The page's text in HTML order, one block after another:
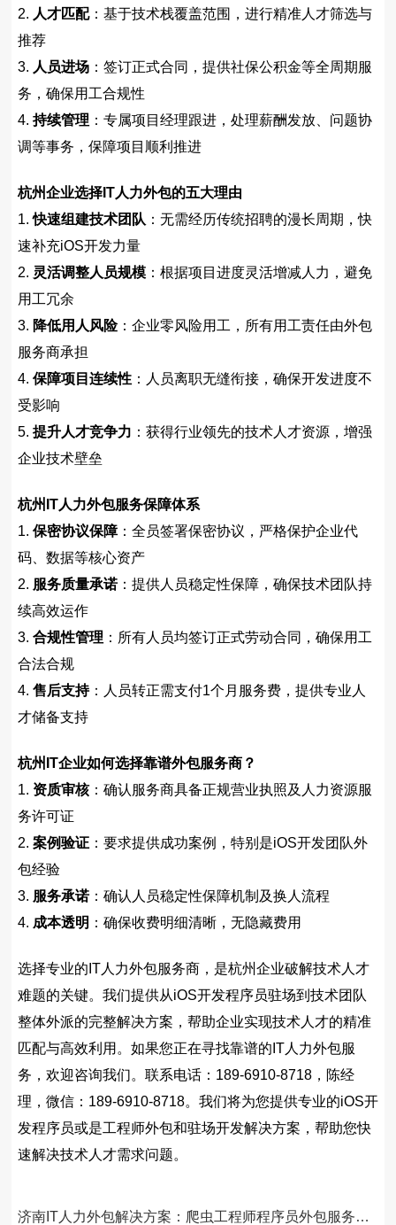
2. 人才匹配：基于技术栈覆盖范围，进行精准人才筛选与
推荐
3. 人员进场 ：签订正式合同，提供社保公积金等全周期服
务，确保用工合规性
4. 持续管理 ：专属项目经理跟进，处理薪酬发放、问题协
调等事务，保障项目顺利推进
杭州企业选择IT人力外包的五大理由
1.快速组建技术团队 ：无需经历传统招聘的漫长周期，快
速补充iOS开发力量
2. 灵活调整人员规模 ：根据项目进度灵活增减人力，避免
用工冗余
3. 降低用人风险：企业零风险用工，所有用工责任由外包
服务商承担
4. 保障项目连续性 ：人员离职无缝衔接，确保开发进度不
受影响
5. 提升人才竞争力 ：获得行业领先的技术人才资源，增强
企业技术壁垒
杭州IT人力外包服务保障体系
1. 保密协议保障：全员签署保密协议，严格保护企业代
码、数据等核心资产
2. 服务质量承诺：提供人员稳定性保障，确保技术团队持
续高效运作
3. 合规性管理 ：所有人员均签订正式劳动合同，确保用工
合法合规
4. 售后支持：人员转正需支付1个月服务费，提供专业人
才储备支持
杭州IT企业如何选择靠谱外包服务商？
1. 资质审核：确认服务商具备正规营业执照及人力资源服
务许可证
2. 案例验证 ：要求提供成功案例，特别是iOS开发团队外
包经验
3. 服务承诺：确认人员稳定性保障机制及换人流程
4. 成本透明 ：确保收费明细清晰，无隐藏费用
选择专业的IT人力外包服务商，是杭州企业破解技术人才
难题的关键。我们提供从iOS开发程序员驻场到技术团队
整体外派的完整解决方案，帮助企业实现技术人才的精准
匹配与高效利用。如果您正在寻找靠谱的IT人力外包服
务，欢迎咨询我们。联系电话：189-6910-8718，陈经
理，微信：189-6910-8718。我们将为您提供专业的iOS开
发程序员或是工程师外包和驻场开发解决方案，帮助您快
速解决技术人才需求问题。
济南IT人力外包解决方案：爬虫工程师程序员外包服务，解决企业技术人才难题